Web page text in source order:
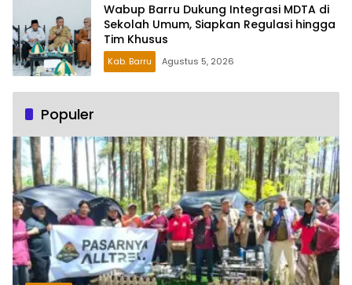
Wabup Barru Dukung Integrasi MDTA di
Sekolah Umum, Siapkan Regulasi hingga
Tim Khusus
Kab. Barru Agustus 5, 2026
Populer